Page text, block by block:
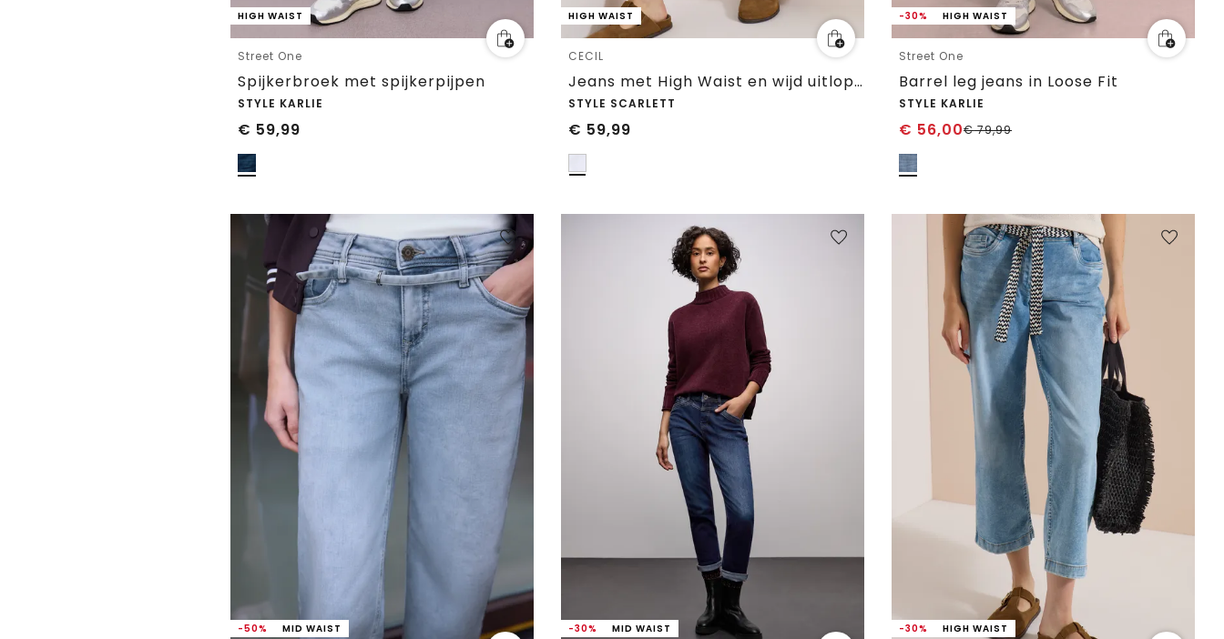
HIGH WAIST
Street One
Spijkerbroek met spijkerpijpen
STYLE KARLIE
€ 59,99
HIGH WAIST
CECIL
Jeans met High Waist en wijd uitlopende pijpen in een Loose Fit-pasvorm
STYLE SCARLETT
€ 59,99
-30% HIGH WAIST
Street One
Barrel leg jeans in Loose Fit
STYLE KARLIE
€ 56,00€79,99
-50% MID WAIST -30% MID WAIST -30% HIGH WAIST